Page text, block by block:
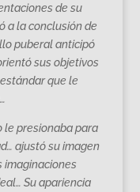
de su
a la conclusión de
puberal anticipó
sus objetivos
que le
le presionaba para
ajustó su imagen
Su apariencia